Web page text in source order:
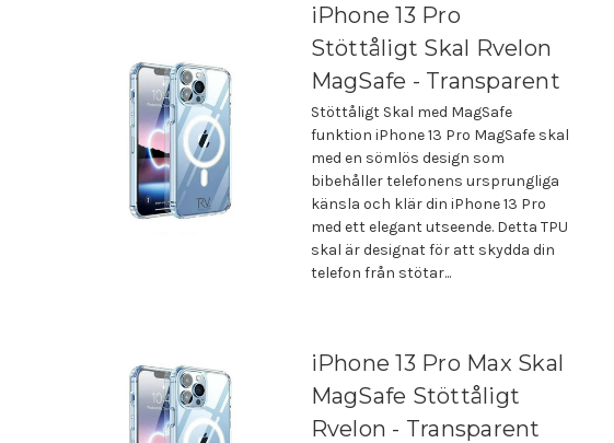
iPhone 13 Pro
Stöttåligt Skal Rvelon
MagSafe - Transparent
Stöttåligt Skal med MagSafe
funktion iPhone 13 Pro MagSafe skal
med en sömlös design som
bibehåller telefonens ursprungliga
känsla och klär din iPhone 13 Pro
med ett elegant utseende. Detta TPU
skal är designat för att skydda din
telefon från stötar...
iPhone 13 Pro Max Skal
MagSafe Stöttåligt
Rvelon - Transparent